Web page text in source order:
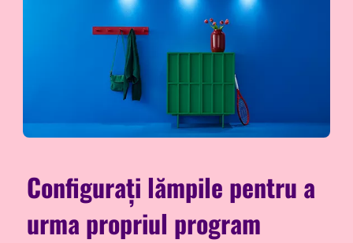
Configurați lămpile pentru a
urma propriul program